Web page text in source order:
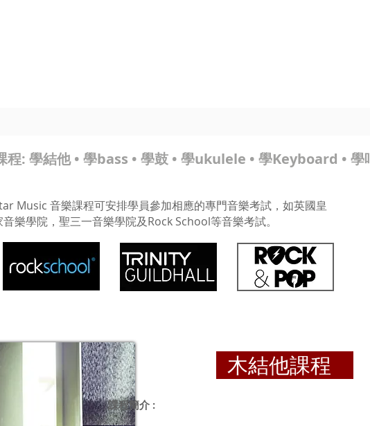
: 學結他 • 學bass • 學鼓 • 學ukulele • 學Keyboard • 學
Music 音樂課程可安排學員參加相應的專門音樂考試，如​英國皇
音樂學院，聖三一音樂學院及Rock School等音樂考試。
木結他課程
課程簡介 :